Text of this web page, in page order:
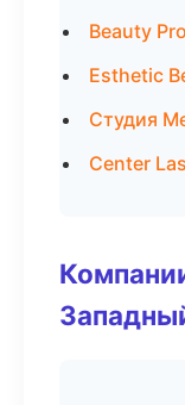
Beauty
Esthetic
Студия
Center